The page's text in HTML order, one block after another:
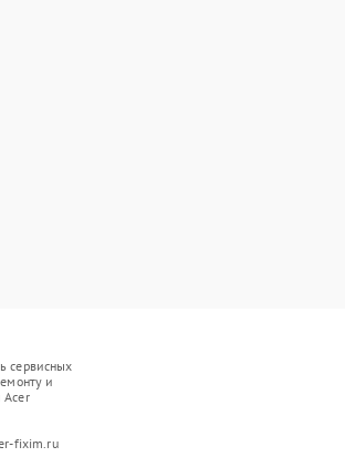
сервисных
и
Acer
fixim.ru